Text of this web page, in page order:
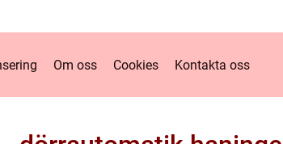
Om oss Cookies Kontakta oss